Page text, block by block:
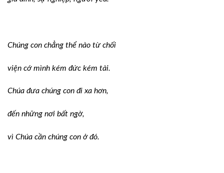
Chúng con chẳng thể nào từ chối
viện cớ mình kém đức kém tài.
Chúa đưa chúng con đi xa hơn,
đến những nơi bất ngờ,
vì Chúa cần chúng con ở đó.